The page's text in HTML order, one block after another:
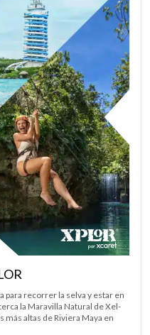
para recorrer la selva y estar en
la Maravilla Natural de Xel-
más altas de Riviera Maya en